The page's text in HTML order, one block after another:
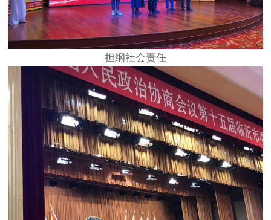
担纲社会责任